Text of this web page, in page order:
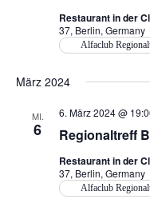
Restaurant in der
37, Berlin, Germany
Alfaclub
März 2024
MI.
6 Regionaltreff
6. März 2024 @
Restaurant in der
37, Berlin, Germany
Alfaclub